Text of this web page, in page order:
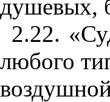
душевых,
2.22.
любого